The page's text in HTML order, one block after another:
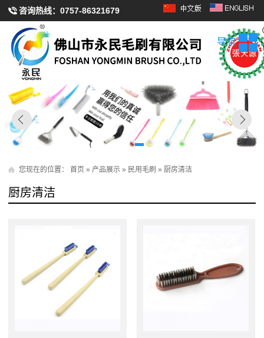
咨询热线： 0757-86321679
导航
您现在的位置： 首页 » 产品展示 » 民用毛刷 » 厨房清洁
厨房清洁